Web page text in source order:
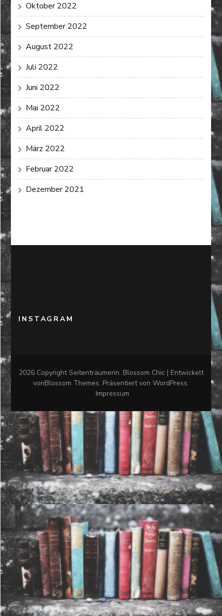
Oktober 2022
September 2022
August 2022
Juli 2022
Juni 2022
Mai 2022
April 2022
März 2022
Februar 2022
Dezember 2021
INSTAGRAM
2026 CopyrightSeitenträumerin. Blossom Chic | Entwickelt
vonBlossom Themes. Präsentiert von WordPress.
Impressum